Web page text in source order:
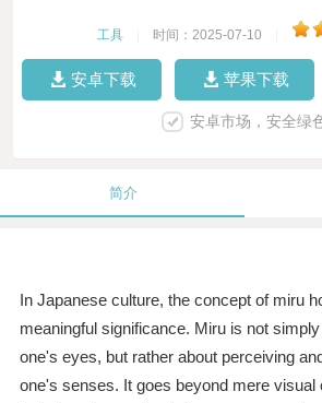
工具 时间：2025-07-10
安卓下载 苹果下载
安卓市场，安全绿
简介
In Japanese culture, the concept of miru
meaningful significance. Miru is not
one's eyes, but rather about perceiving
one's senses. It goes beyond mere visual